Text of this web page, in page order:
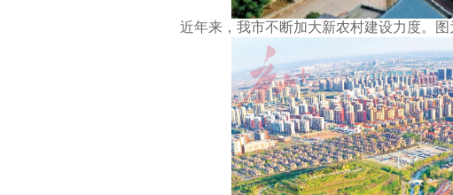
近年来，我市不断加大新农村建设力度。图